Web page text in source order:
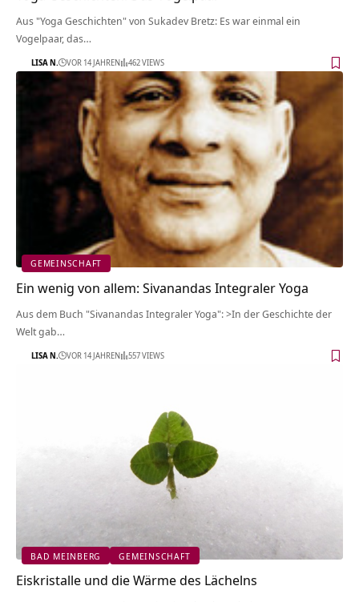
Aus "Yoga Geschichten" von Sukadev Bretz: Es war einmal ein
Vogelpaar, das…
LISA N. VOR 14 JAHREN 462 VIEWS
GEMEINSCHAFT
Ein wenig von allem: Sivanandas Integraler Yoga
Aus dem Buch "Sivanandas Integraler Yoga": >In der Geschichte der
Welt gab…
LISA N. VOR 14 JAHREN 557 VIEWS
BAD MEINBERG GEMEINSCHAFT
Eiskristalle und die Wärme des Lächelns